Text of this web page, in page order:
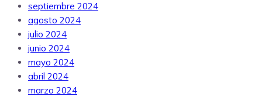
septiembre 2024
agosto 2024
julio 2024
junio 2024
mayo 2024
abril 2024
marzo 2024